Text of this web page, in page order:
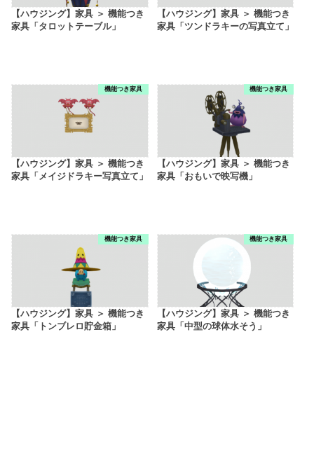
【ハウジング】家具 ＞ 機能つき
家具「タロットテーブル」
【ハウジング】家具 ＞ 機能つき
家具「ツンドラキーの写真立て」
機能つき家具
【ハウジング】家具 ＞ 機能つき
家具「メイジドラキー写真立て」
機能つき家具
【ハウジング】家具 ＞ 機能つき
家具「おもいで映写機」
機能つき家具
【ハウジング】家具 ＞ 機能つき
家具「トンブレロ貯金箱」
機能つき家具
【ハウジング】家具 ＞ 機能つき
家具「中型の球体水そう」